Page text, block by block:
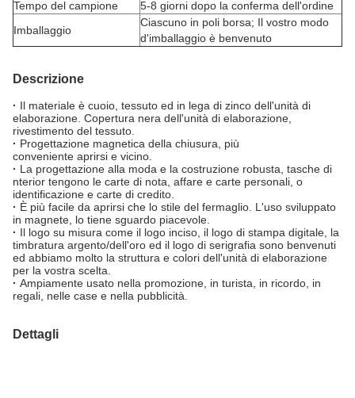
Tempo del campione
5-8 giorni dopo la conferma dell'ordine
Imballaggio
Ciascuno in poli borsa; Il vostro modo
d'imballaggio è benvenuto
Descrizione
· Il materiale è cuoio, tessuto ed in lega di zinco dell'unità di
elaborazione. Copertura nera dell'unità di elaborazione,
rivestimento del tessuto.
· Progettazione magnetica della chiusura, più
conveniente aprirsi e vicino.
· La progettazione alla moda e la costruzione robusta, tasche di
nterior tengono le carte di nota, affare e carte personali, o
identificazione e carte di credito.
· È più facile da aprirsi che lo stile del fermaglio. L'uso sviluppato
in magnete, lo tiene sguardo piacevole.
· Il logo su misura come il logo inciso, il logo di stampa digitale, la
timbratura argento/dell'oro ed il logo di serigrafia sono benvenuti
ed abbiamo molto la struttura e colori dell'unità di elaborazione
per la vostra scelta.
· Ampiamente usato nella promozione, in turista, in ricordo, in
regali, nelle case e nella pubblicità.
Dettagli